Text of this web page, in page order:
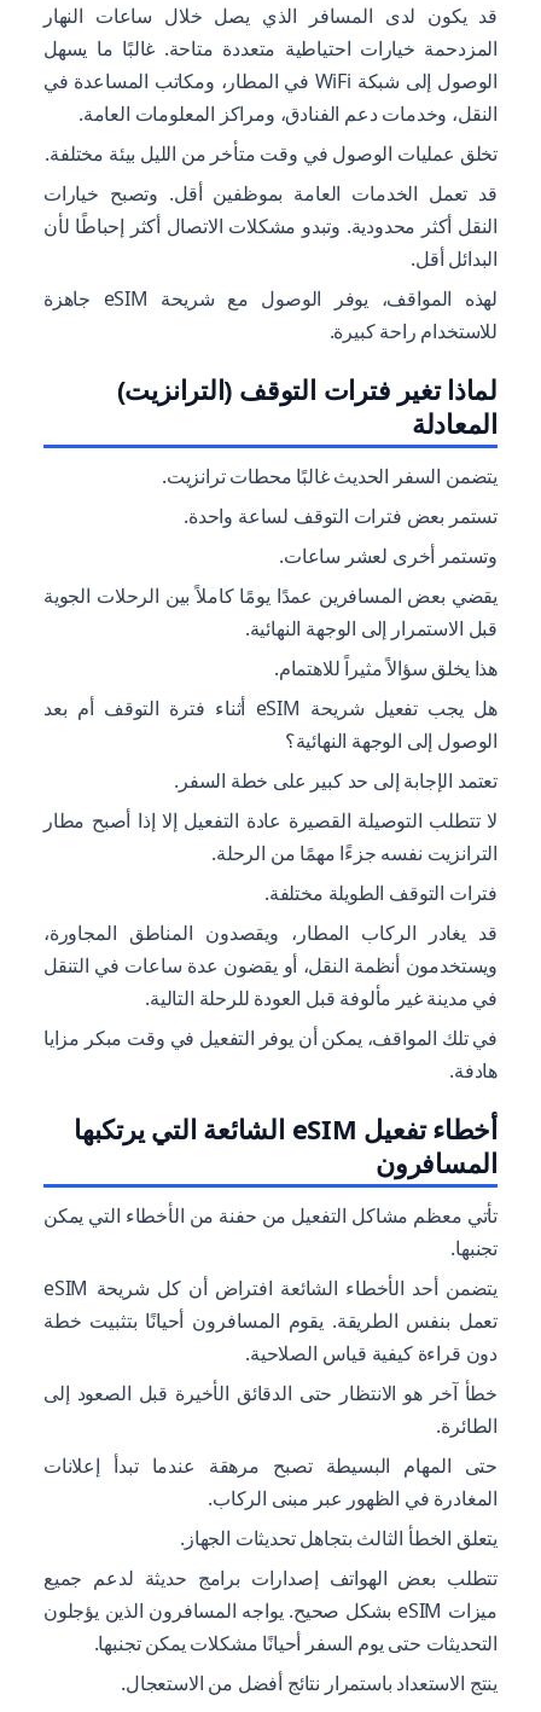
قد يكون لدى المسافر الذي يصل خلال ساعات النهار
المزدحمة خيارات احتياطية متعددة متاحة. غالبًا ما يسهل
الوصول إلى شبكة WiFi في المطار، ومكاتب المساعدة في
النقل، وخدمات دعم الفنادق، ومراكز المعلومات العامة.
تخلق عمليات الوصول في وقت متأخر من الليل بيئة مختلفة.
قد تعمل الخدمات العامة بموظفين أقل. وتصبح خيارات
النقل أكثر محدودية. وتبدو مشكلات الاتصال أكثر إحباطًا لأن
البدائل أقل.
لهذه المواقف، يوفر الوصول مع شريحة eSIM جاهزة
للاستخدام راحة كبيرة.
لماذا تغير فترات التوقف (الترانزيت)
المعادلة
يتضمن السفر الحديث غالبًا محطات ترانزيت.
تستمر بعض فترات التوقف لساعة واحدة.
وتستمر أخرى لعشر ساعات.
يقضي بعض المسافرين عمدًا يومًا كاملاً بين الرحلات الجوية
قبل الاستمرار إلى الوجهة النهائية.
هذا يخلق سؤالاً مثيراً للاهتمام.
هل يجب تفعيل شريحة eSIM أثناء فترة التوقف أم بعد
الوصول إلى الوجهة النهائية؟
تعتمد الإجابة إلى حد كبير على خطة السفر.
لا تتطلب التوصيلة القصيرة عادة التفعيل إلا إذا أصبح مطار
الترانزيت نفسه جزءًا مهمًا من الرحلة.
فترات التوقف الطويلة مختلفة.
قد يغادر الركاب المطار، ويقصدون المناطق المجاورة،
ويستخدمون أنظمة النقل، أو يقضون عدة ساعات في التنقل
في مدينة غير مألوفة قبل العودة للرحلة التالية.
في تلك المواقف، يمكن أن يوفر التفعيل في وقت مبكر مزايا
هادفة.
أخطاء تفعيل eSIM الشائعة التي يرتكبها
المسافرون
تأتي معظم مشاكل التفعيل من حفنة من الأخطاء التي يمكن
تجنبها.
يتضمن أحد الأخطاء الشائعة افتراض أن كل شريحة eSIM
تعمل بنفس الطريقة. يقوم المسافرون أحيانًا بتثبيت خطة
دون قراءة كيفية قياس الصلاحية.
خطأ آخر هو الانتظار حتى الدقائق الأخيرة قبل الصعود إلى
الطائرة.
حتى المهام البسيطة تصبح مرهقة عندما تبدأ إعلانات
المغادرة في الظهور عبر مبنى الركاب.
يتعلق الخطأ الثالث بتجاهل تحديثات الجهاز.
تتطلب بعض الهواتف إصدارات برامج حديثة لدعم جميع
ميزات eSIM بشكل صحيح. يواجه المسافرون الذين يؤجلون
التحديثات حتى يوم السفر أحيانًا مشكلات يمكن تجنبها.
ينتج الاستعداد باستمرار نتائج أفضل من الاستعجال.